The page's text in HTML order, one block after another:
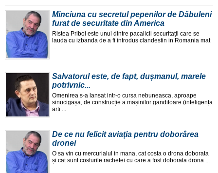
Minciuna cu secretul pepenilor de Dăbuleni
furat de securitate din America
Ristea Priboi este unul dintre pacalicii securitații care se
lauda cu izbanda de a fi introdus clandestin in Romania mat
Salvatorul este, de fapt, dușmanul, marele
potrivnic...
Omenirea s-a lansat intr-o cursa nebuneasca, aproape
sinucigașa, de construcție a mașinilor ganditoare (inteligența
arti ...
De ce nu felicit aviația pentru doborârea
dronei
O sa vin cu mercurialul in mana, cat costa o drona doborata
și cat sunt costurile rachetei cu care a fost doborata drona ...